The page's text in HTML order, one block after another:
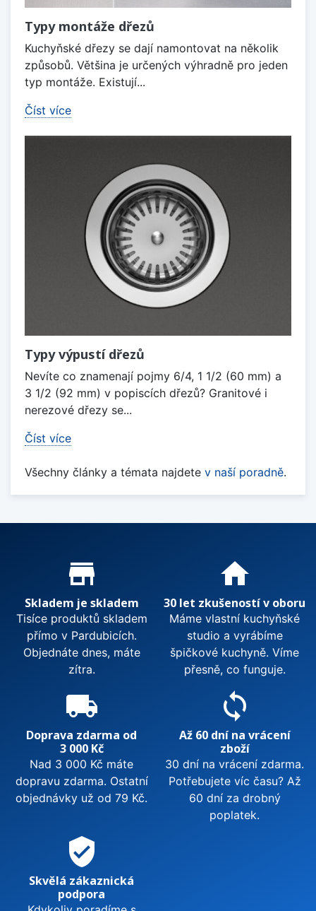
Typy montáže dřezů
Kuchyňské dřezy se dají namontovat na několik
způsobů. Většina je určených výhradně pro jeden
typ montáže. Existují...
Číst více
Typy výpustí dřezů
Nevíte co znamenají pojmy 6/4, 1 1/2 (60 mm) a
3 1/2 (92 mm) v popiscích dřezů? Granitové i
nerezové dřezy se...
Číst více
Všechny články a témata najdete v naší poradně.
Proč nakupovat u nás?
store_mall_directory
Skladem je skladem
Tisíce produktů skladem
přímo v Pardubicích.
Objednáte dnes, máte
zítra.
home
30 let zkušeností v oboru
Máme vlastní kuchyňské
studio a vyrábíme
špičkové kuchyně. Víme
přesně, co funguje.
local_shipping
Doprava zdarma od
3 000 Kč
Nad 3 000 Kč máte
dopravu zdarma. Ostatní
objednávky už od 79 Kč.
sync
Až 60 dní na vrácení
zboží
30 dní na vrácení zdarma.
Potřebujete víc času? Až
60 dní za drobný
poplatek.
verified_user
Skvělá zákaznická
podpora